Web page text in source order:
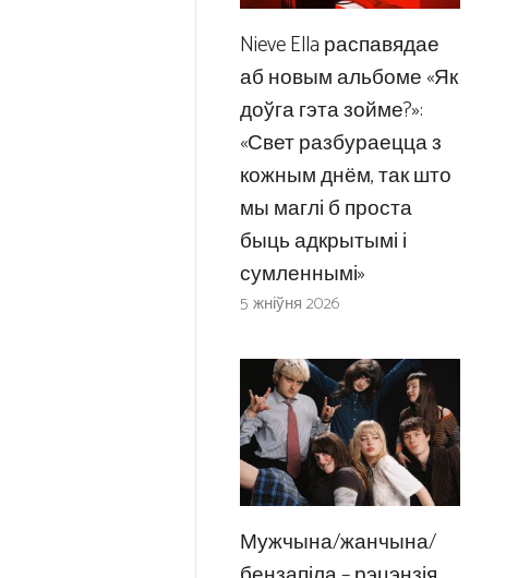
Nieve Ella распавядае
аб новым альбоме «Як
доўга гэта зойме?»:
«Свет разбураецца з
кожным днём, так што
мы маглі б проста
быць адкрытымі і
сумленнымі»
5 жніўня 2026
Мужчына/жанчына/